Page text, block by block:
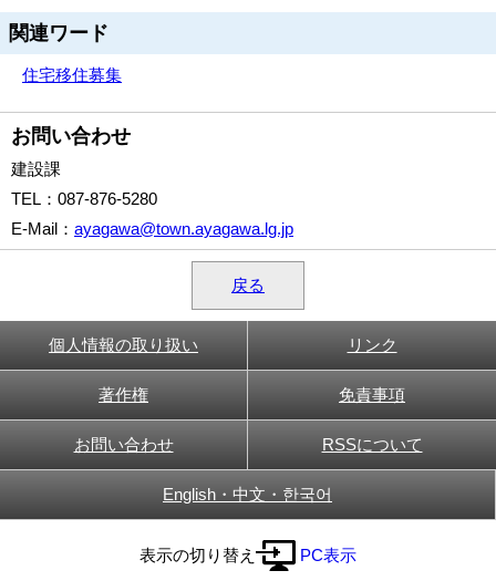
関連ワード
住宅移住募集
お問い合わせ
建設課
TEL ：087-876-5280
E-Mail ： ayagawa@town.ayagawa.lg.jp
戻る
個人情報の取り扱い リンク
著作権 免責事項
お問い合わせ RSSについて
English・中文・한국어
表示の切り替え PC表示